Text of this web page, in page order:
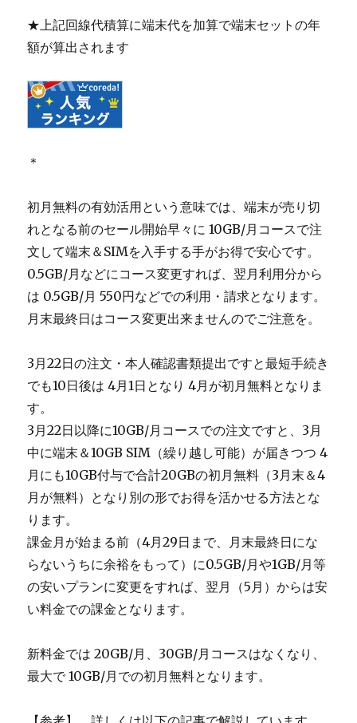
★上記回線代積算に端末代を加算で端末セットの年
額が算出されます
＊
初月無料の有効活用という意味では、端末が売り切
れとなる前のセール開始早々に 10GB/月コースで注
文して端末＆SIMを入手する手がお得で安心です。
0.5GB/月などにコース変更すれば、翌月利用分から
は 0.5GB/月 550円などでの利用・請求となります。
月末最終日はコース変更出来ませんのでご注意を。
3月22日の注文・本人確認書類提出ですと最短手続き
でも10日後は 4月1日となり 4月が初月無料となりま
す。
3月22日以降に10GB/月コースでの注文ですと、3月
中に端末＆10GB SIM（繰り越し可能）が届きつつ 4
月にも10GB付与で合計20GBの初月無料（3月末＆4
月が無料）となり別の形でお得を活かせる方法とな
ります。
課金月が始まる前（4月29日まで、月末最終日にな
らないうちに余裕をもって）に0.5GB/月や1GB/月等
の安いプランに変更をすれば、翌月（5月）からは安
い料金での課金となります。
新料金では 20GB/月、30GB/月コースはなくなり、
最大で 10GB/月での初月無料となります。